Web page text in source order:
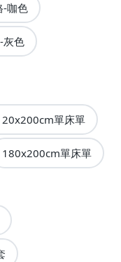
-咖色
灰色
單床單
180x200cm單床單